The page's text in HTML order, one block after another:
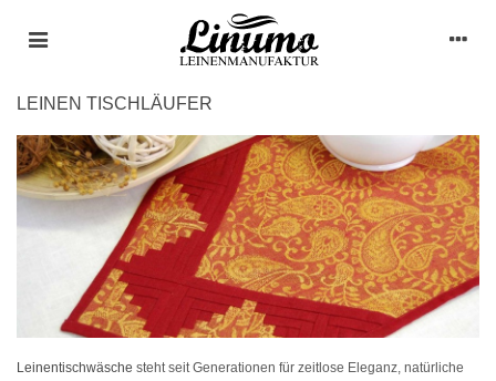
LEINEN TISCHLÄUFER
Leinentischwäsche steht seit Generationen für zeitlose Eleganz, natürliche